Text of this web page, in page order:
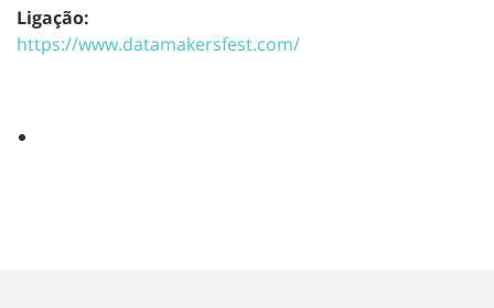
Ligação:
https://www.datamakersfest.com/